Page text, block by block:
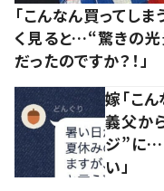
「こんなん買ってし
く見ると…“驚きの光
だったのですか？！」
嫁「こ
義父か
ジ”に…
い」